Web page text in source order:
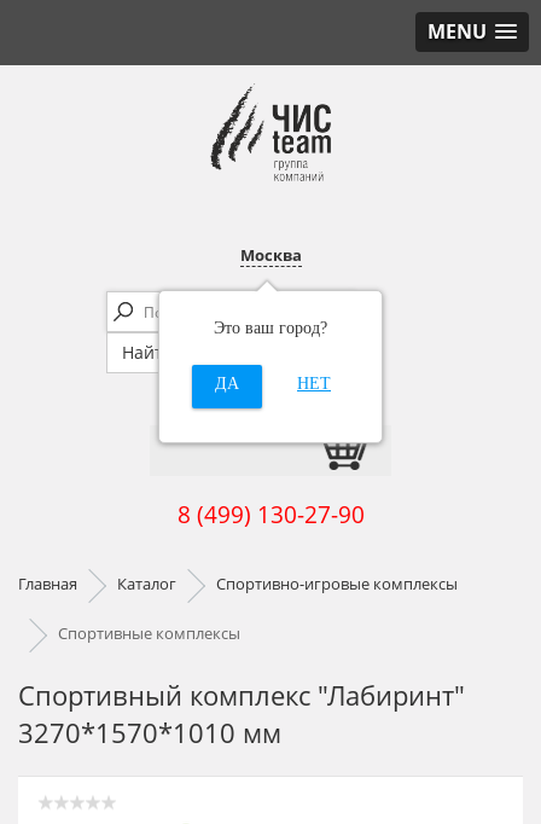
MENU
Москва
Это ваш город?
ДА НЕТ
8 (499) 130-27-90
Главная Каталог Спортивно-игровые комплексы
Спортивные комплексы
Спортивный комплекс "Лабиринт"
3270*1570*1010 мм